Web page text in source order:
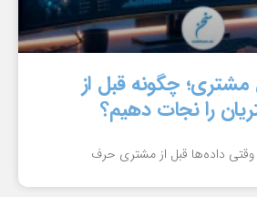
چگونه قبل از
را نجات دهیم؟
داده‌ها قبل از مشتری حرف